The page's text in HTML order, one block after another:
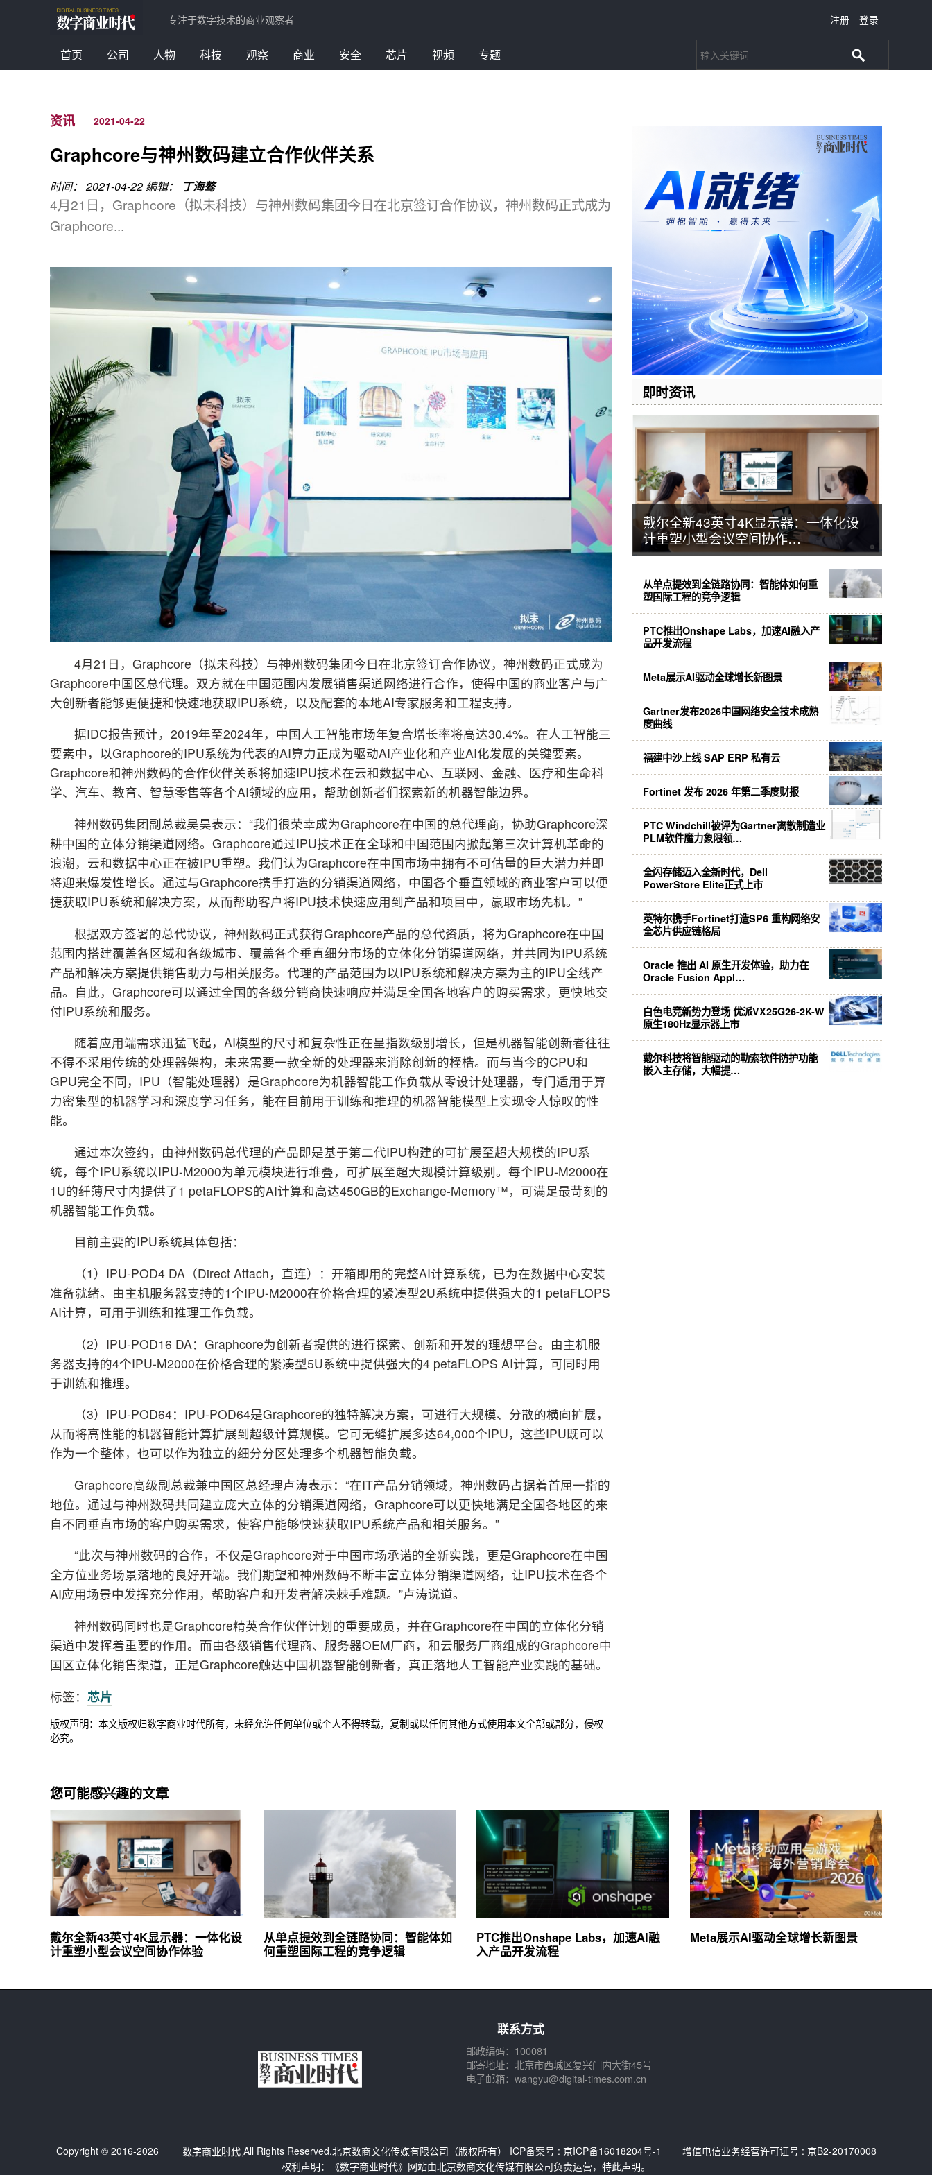
专注于数字技术的商业观察者 注册 登录
首页 公司 人物 科技 观察 商业 安全 芯片 视频 专题
资讯 2021-04-22
Graphcore与神州数码建立合作伙伴关系
时间： 2021-04-22编辑： 丁海骜
4月21日，Graphcore（拟未科技）与神州数码集团今日在北京签订合作协议，神州数码正式成为
Graphcore...
4月21日，Graphcore（拟未科技）与神州数码集团今日在北京签订合作协议，神州数码正式成为
Graphcore中国区总代理。双方就在中国范围内发展销售渠道网络进行合作，使得中国的商业客户与广
大创新者能够更便捷和快速地获取IPU系统，以及配套的本地AI专家服务和工程支持。
据IDC报告预计，2019年至2024年，中国人工智能市场年复合增长率将高达30.4%。在人工智能三
要素中，以Graphcore的IPU系统为代表的AI算力正成为驱动AI产业化和产业AI化发展的关键要素。
Graphcore和神州数码的合作伙伴关系将加速IPU技术在云和数据中心、互联网、金融、医疗和生命科
学、汽车、教育、智慧零售等各个AI领域的应用，帮助创新者们探索新的机器智能边界。
神州数码集团副总裁吴昊表示：“我们很荣幸成为Graphcore在中国的总代理商，协助Graphcore深
耕中国的立体分销渠道网络。Graphcore通过IPU技术正在全球和中国范围内掀起第三次计算机革命的
浪潮，云和数据中心正在被IPU重塑。我们认为Graphcore在中国市场中拥有不可估量的巨大潜力并即
将迎来爆发性增长。通过与Graphcore携手打造的分销渠道网络，中国各个垂直领域的商业客户可以便
捷获取IPU系统和解决方案，从而帮助客户将IPU技术快速应用到产品和项目中，赢取市场先机。”
根据双方签署的总代协议，神州数码正式获得Graphcore产品的总代资质，将为Graphcore在中国
范围内搭建覆盖各区域和各级城市、覆盖各个垂直细分市场的立体化分销渠道网络，并共同为IPU系统
产品和解决方案提供销售助力与相关服务。代理的产品范围为以IPU系统和解决方案为主的IPU全线产
品。自此，Graphcore可以通过全国的各级分销商快速响应并满足全国各地客户的购买需求，更快地交
付IPU系统和服务。
随着应用端需求迅猛飞起，AI模型的尺寸和复杂性正在呈指数级别增长，但是机器智能创新者往往
不得不采用传统的处理器架构，未来需要一款全新的处理器来消除创新的桎梏。而与当今的CPU和
GPU完全不同，IPU（智能处理器）是Graphcore为机器智能工作负载从零设计处理器，专门适用于算
力密集型的机器学习和深度学习任务，能在目前用于训练和推理的机器智能模型上实现令人惊叹的性
能。
通过本次签约，由神州数码总代理的产品即是基于第二代IPU构建的可扩展至超大规模的IPU系
统，每个IPU系统以IPU-M2000为单元模块进行堆叠，可扩展至超大规模计算级别。每个IPU-M2000在
1U的纤薄尺寸内提供了1 petaFLOPS的AI计算和高达450GB的Exchange-Memory™，可满足最苛刻的
机器智能工作负载。
目前主要的IPU系统具体包括：
（1）IPU-POD4 DA（Direct Attach，直连）：开箱即用的完整AI计算系统，已为在数据中心安装
准备就绪。由主机服务器支持的1个IPU-M2000在价格合理的紧凑型2U系统中提供强大的1 petaFLOPS
AI计算，可用于训练和推理工作负载。
（2）IPU-POD16 DA：Graphcore为创新者提供的进行探索、创新和开发的理想平台。由主机服
务器支持的4个IPU-M2000在价格合理的紧凑型5U系统中提供强大的4 petaFLOPS AI计算，可同时用
于训练和推理。
（3）IPU-POD64：IPU-POD64是Graphcore的独特解决方案，可进行大规模、分散的横向扩展，
从而将高性能的机器智能计算扩展到超级计算规模。它可无缝扩展多达64,000个IPU，这些IPU既可以
作为一个整体，也可以作为独立的细分分区处理多个机器智能负载。
Graphcore高级副总裁兼中国区总经理卢涛表示：“在IT产品分销领域，神州数码占据着首屈一指的
地位。通过与神州数码共同建立庞大立体的分销渠道网络，Graphcore可以更快地满足全国各地区的来
自不同垂直市场的客户购买需求，使客户能够快速获取IPU系统产品和相关服务。”
“此次与神州数码的合作，不仅是Graphcore对于中国市场承诺的全新实践，更是Graphcore在中国
全方位业务场景落地的良好开端。我们期望和神州数码不断丰富立体分销渠道网络，让IPU技术在各个
AI应用场景中发挥充分作用，帮助客户和开发者解决棘手难题。”卢涛说道。
神州数码同时也是Graphcore精英合作伙伴计划的重要成员，并在Graphcore在中国的立体化分销
渠道中发挥着重要的作用。而由各级销售代理商、服务器OEM厂商，和云服务厂商组成的Graphcore中
国区立体化销售渠道，正是Graphcore触达中国机器智能创新者，真正落地人工智能产业实践的基础。
标签： 芯片
版权声明：本文版权归数字商业时代所有，未经允许任何单位或个人不得转载，复制或以任何其他方式使用本文全部或部分，侵权
必究。
即时资讯
戴尔全新43英寸4K显示器：一体化设
计重塑小型会议空间协作…
从单点提效到全链路协同：智能体如何重
塑国际工程的竞争逻辑
PTC推出Onshape Labs，加速AI融入产
品开发流程
Meta展示AI驱动全球增长新图景
Gartner发布2026中国网络安全技术成熟
度曲线
福建中沙上线 SAP ERP 私有云
Fortinet 发布 2026 年第二季度财报
PTC Windchill被评为Gartner离散制造业
PLM软件魔力象限领…
全闪存储迈入全新时代，Dell
PowerStore Elite正式上市
英特尔携手Fortinet打造SP6 重构网络安
全芯片供应链格局
Oracle 推出 AI 原生开发体验，助力在
Oracle Fusion Appl…
白色电竞新势力登场 优派VX25G26-2K-W
原生180Hz显示器上市
戴尔科技将智能驱动的勒索软件防护功能
嵌入主存储，大幅提…
您可能感兴趣的文章
戴尔全新43英寸4K显示器：一体化设
计重塑小型会议空间协作体验
从单点提效到全链路协同：智能体如
何重塑国际工程的竞争逻辑
PTC推出Onshape Labs，加速AI融
入产品开发流程
Meta展示AI驱动全球增长新图景
联系方式
邮政编码：100081
邮寄地址：北京市西城区复兴门内大街45号
电子邮箱：wangyu@digital-times.com.cn
Copyright © 2016-2026 数字商业时代 All Rights Reserved.北京数商文化传媒有限公司（版权所有） ICP备案号 : 京ICP备16018204号-1
增值电信业务经营许可证号 : 京B2-20170008
权利声明：《数字商业时代》网站由北京数商文化传媒有限公司负责运营，特此声明。